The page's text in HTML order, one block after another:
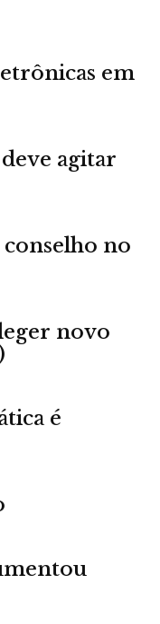
em
agitar
no
novo
é